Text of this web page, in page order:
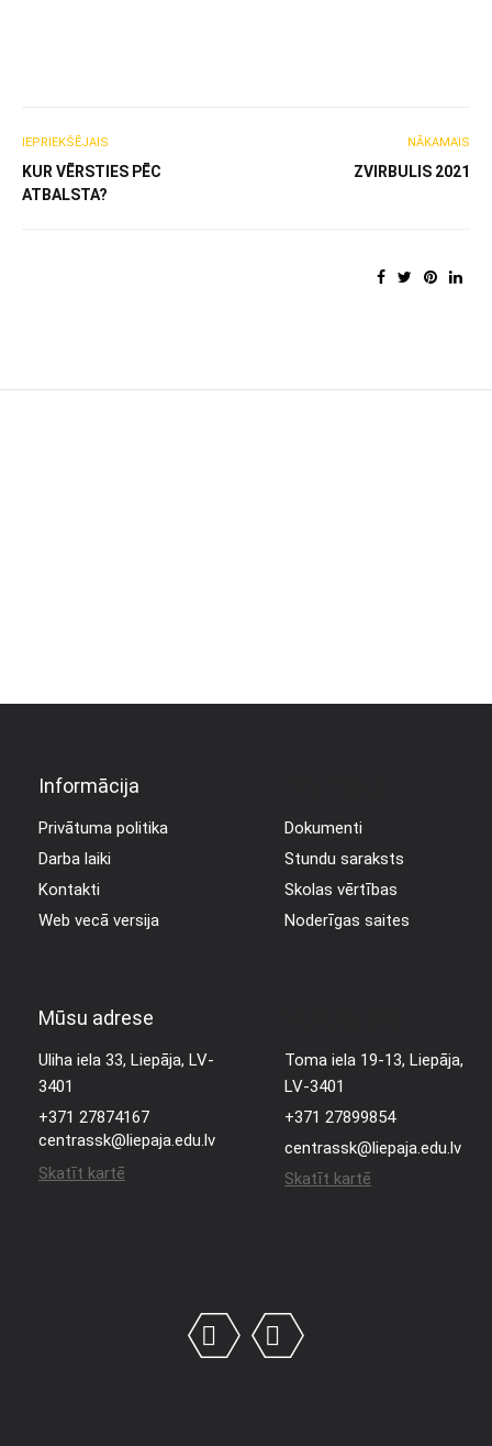
IEPRIEKŠĒJAIS
KUR VĒRSTIES PĒC
ATBALSTA?
NĀKAMAIS
ZVIRBULIS 2021
Informācija
Privātuma politika
Darba laiki
Kontakti
Web vecā versija
Dokumenti
Stundu saraksts
Skolas vērtības
Noderīgas saites
Mūsu adrese
Uliha iela 33, Liepāja, LV-
3401
+371 27874167
centrassk@liepaja.edu.lv
Skatīt kartē
Toma iela 19-13, Liepāja,
LV-3401
+371 27899854
centrassk@liepaja.edu.lv
Skatīt kartē